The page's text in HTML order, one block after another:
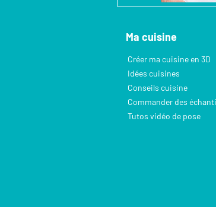
Ma cuisine
Créer ma cuisine en 3D
Idées cuisines
Conseils cuisine
Commander des
Tutos vidéo de pose